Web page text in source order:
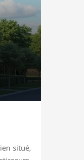
situé,